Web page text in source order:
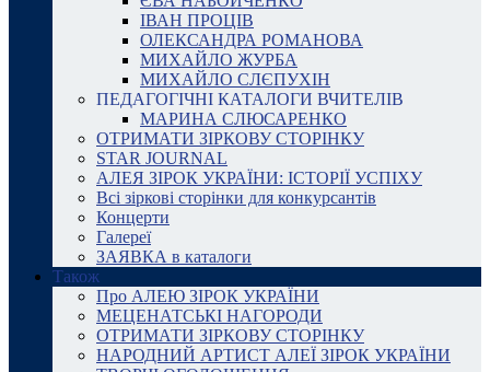
ІВАН ПРОЦІВ
ОЛЕКСАНДРА РОМАНОВА
МИХАЙЛО ЖУРБА
МИХАЙЛО СЛЄПУХІН
ПЕДАГОГІЧНІ КАТАЛОГИ ВЧИТЕЛІВ
МАРИНА СЛЮСАРЕНКО
ОТРИМАТИ ЗІРКОВУ СТОРІНКУ
STAR JOURNAL
АЛЕЯ ЗІРОК УКРАЇНИ: ІСТОРІЇ УСПІХУ
Всі зіркові сторінки для конкурсантів
Концерти
Галереї
ЗАЯВКА в каталоги
Також
Про АЛЕЮ ЗІРОК УКРАЇНИ
МЕЦЕНАТСЬКІ НАГОРОДИ
ОТРИМАТИ ЗІРКОВУ СТОРІНКУ
НАРОДНИЙ АРТИСТ АЛЕЇ ЗІРОК УКРАЇНИ